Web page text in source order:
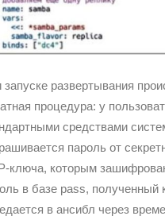
запуске развертывания
процедура: у
средствами
пароль от
ключа, которым
в базе pass, полученный
в ансибл через